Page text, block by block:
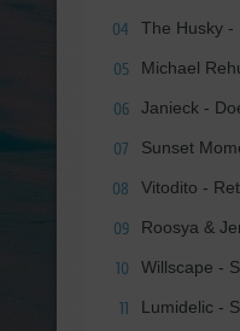
04 The Husky -
05 Michael
06 Janieck -
07 Sunset
08 Vitodito -
09 Roosya &
10 Willscape -
11 Lumidelic -